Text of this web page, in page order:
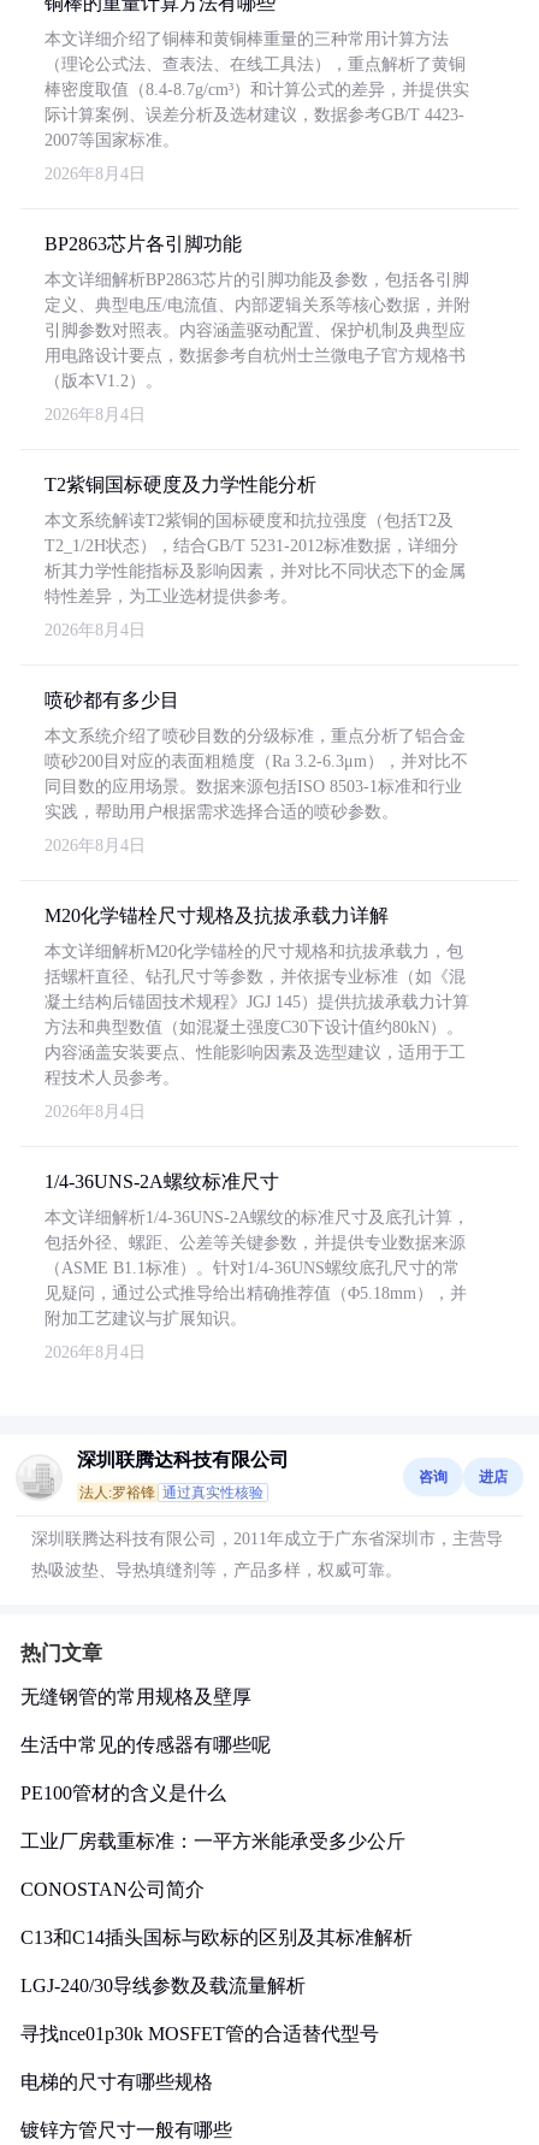
本文详细介绍了铜棒和黄铜棒重量的三种常用计算方法
（理论公式法、查表法、在线工具法），重点解析了黄铜
棒密度取值（8.4-8.7g/cm³）和计算公式的差异，并提供实
际计算案例、误差分析及选材建议，数据参考GB/T 4423-
2007等国家标准。
2026年8月4日
BP2863芯片各引脚功能
本文详细解析BP2863芯片的引脚功能及参数，包括各引脚
定义、典型电压/电流值、内部逻辑关系等核心数据，并附
引脚参数对照表。内容涵盖驱动配置、保护机制及典型应
用电路设计要点，数据参考自杭州士兰微电子官方规格书
（版本V1.2）。
2026年8月4日
T2紫铜国标硬度及力学性能分析
本文系统解读T2紫铜的国标硬度和抗拉强度（包括T2及
T2_1/2H状态），结合GB/T 5231-2012标准数据，详细分
析其力学性能指标及影响因素，并对比不同状态下的金属
特性差异，为工业选材提供参考。
2026年8月4日
喷砂都有多少目
本文系统介绍了喷砂目数的分级标准，重点分析了铝合金
喷砂200目对应的表面粗糙度（Ra 3.2-6.3μm），并对比不
同目数的应用场景。数据来源包括ISO 8503-1标准和行业
实践，帮助用户根据需求选择合适的喷砂参数。
2026年8月4日
M20化学锚栓尺寸规格及抗拔承载力详解
本文详细解析M20化学锚栓的尺寸规格和抗拔承载力，包
括螺杆直径、钻孔尺寸等参数，并依据专业标准（如《混
凝土结构后锚固技术规程》JGJ 145）提供抗拔承载力计算
方法和典型数值（如混凝土强度C30下设计值约80kN）。
内容涵盖安装要点、性能影响因素及选型建议，适用于工
程技术人员参考。
2026年8月4日
1/4-36UNS-2A螺纹标准尺寸
本文详细解析1/4-36UNS-2A螺纹的标准尺寸及底孔计算，
包括外径、螺距、公差等关键参数，并提供专业数据来源
（ASME B1.1标准）。针对1/4-36UNS螺纹底孔尺寸的常
见疑问，通过公式推导给出精确推荐值（Φ5.18mm），并
附加工艺建议与扩展知识。
2026年8月4日
深圳联腾达科技有限公司
法人:罗裕锋 通过真实性核验
咨询 进店
深圳联腾达科技有限公司，2011年成立于广东省深圳市，主营导
热吸波垫、导热填缝剂等，产品多样，权威可靠。
热门文章
无缝钢管的常用规格及壁厚
生活中常见的传感器有哪些呢
PE100管材的含义是什么
工业厂房载重标准：一平方米能承受多少公斤
CONOSTAN公司简介
C13和C14插头国标与欧标的区别及其标准解析
LGJ-240/30导线参数及载流量解析
寻找nce01p30k MOSFET管的合适替代型号
电梯的尺寸有哪些规格
镀锌方管尺寸一般有哪些